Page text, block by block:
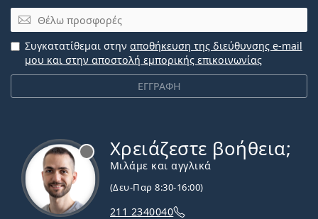
Email
ΕΓΓΡΑΦΗ
Συγκατατίθεμαι στην αποθήκευση της διεύθυνσης e-mail
μου και στην αποστολή εμπορικής επικοινωνίας
Χρειάζεστε βοήθεια;
Μιλάμε και αγγλικά
(Δευ-Παρ 8:30-16:00)
211 2340040